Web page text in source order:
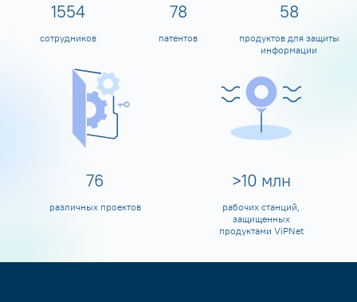
1600
сотрудников
80
патентов
60
продуктов для защиты
информации
80
различных проектов
>10 млн
рабочих станций,
защищенных
продуктами ViPNet